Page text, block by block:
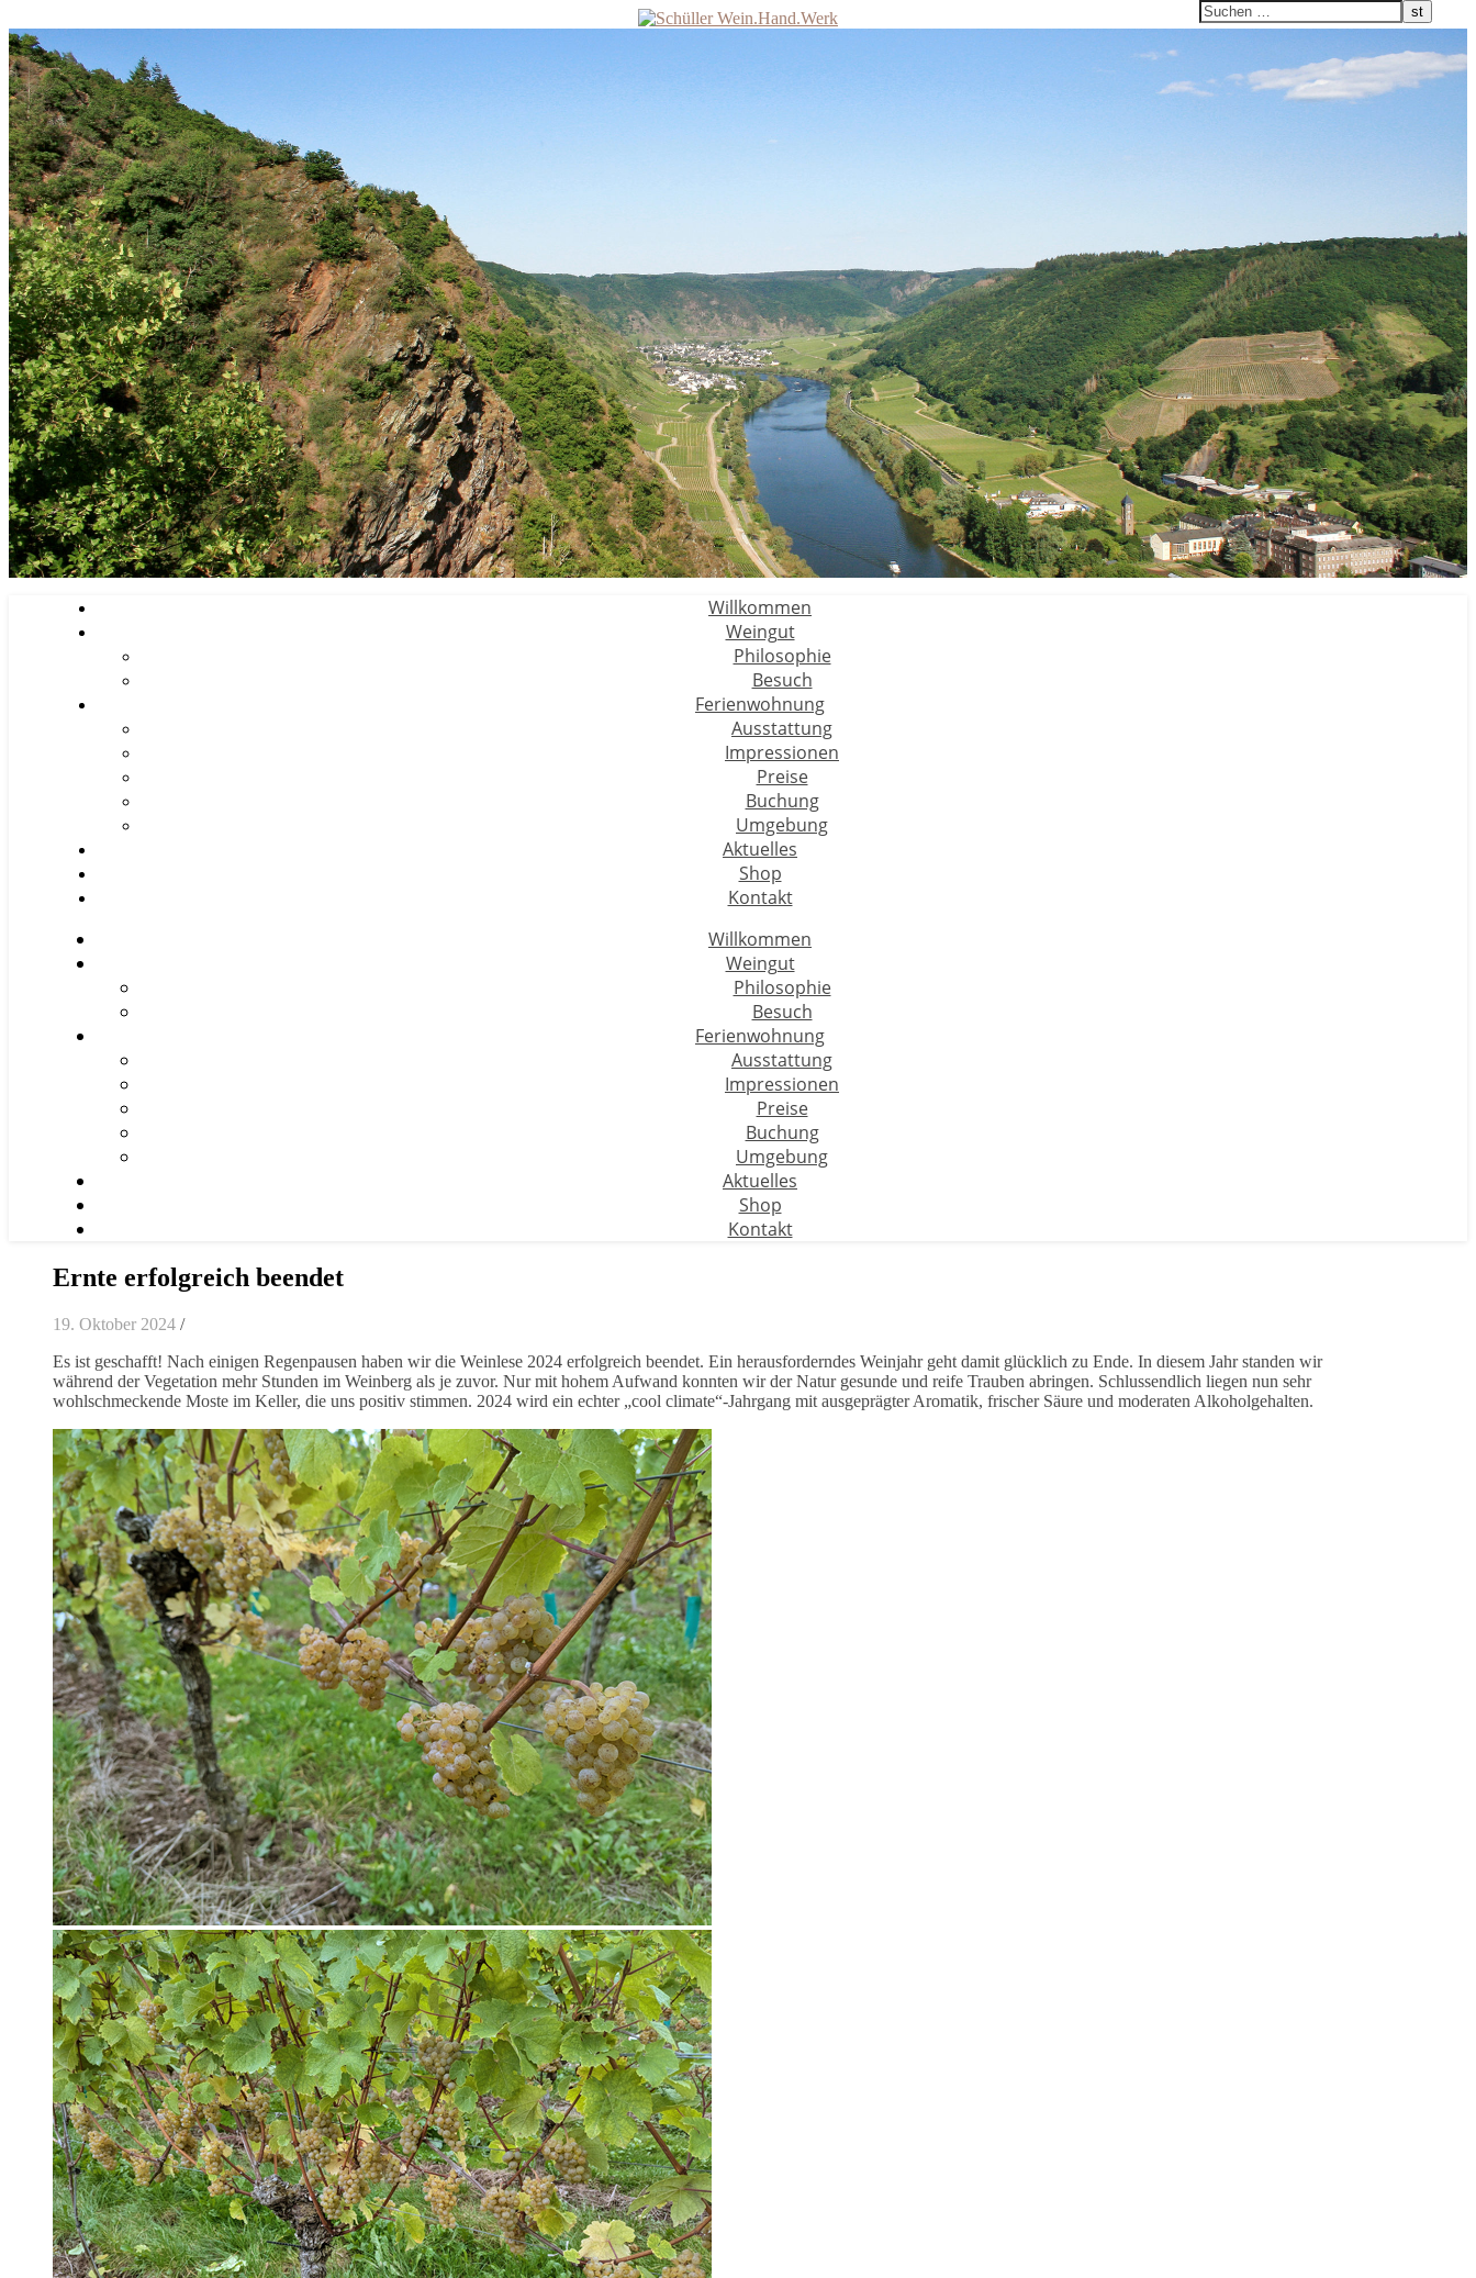
Willkommen
Weingut
Philosophie
Besuch
Ferienwohnung
Ausstattung
Impressionen
Preise
Buchung
Umgebung
Aktuelles
Shop
Kontakt
Willkommen
Weingut
Philosophie
Besuch
Ferienwohnung
Ausstattung
Impressionen
Preise
Buchung
Umgebung
Aktuelles
Shop
Kontakt
Ernte erfolgreich beendet
19. Oktober 2024 /
Es ist geschafft! Nach einigen Regenpausen haben wir die Weinlese 2024 erfolgreich beendet. Ein herausforderndes Weinjahr geht damit glücklich zu Ende. In diesem Jahr standen wir
während der Vegetation mehr Stunden im Weinberg als je zuvor. Nur mit hohem Aufwand konnten wir der Natur gesunde und reife Trauben abringen. Schlussendlich liegen nun sehr
wohlschmeckende Moste im Keller, die uns positiv stimmen. 2024 wird ein echter „cool climate“-Jahrgang mit ausgeprägter Aromatik, frischer Säure und moderaten Alkoholgehalten.